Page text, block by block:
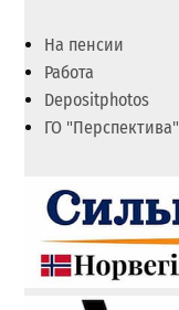
На пенсии
Работа
Depositphotos
ГО "Перспектива"